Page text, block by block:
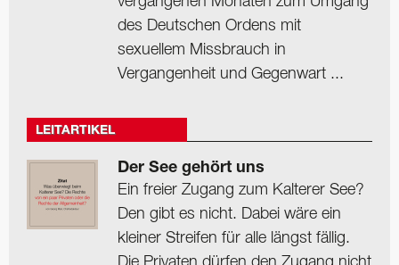
des Deutschen Ordens mit
sexuellem Missbrauch in
Vergangenheit und Gegenwart ...
LEITARTIKEL
Der See gehört uns
Ein freier Zugang zum Kalterer See?
Den gibt es nicht. Dabei wäre ein
kleiner Streifen für alle längst fällig.
Die Privaten dürfen den Zugang nicht